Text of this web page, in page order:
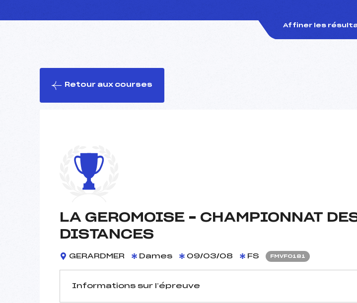
Affiner les
Retour aux courses
LA GEROMOISE – CHAMPIONNAT
DISTANCES
GERARDMER Dames 09/03/08 FS FMVF0181
Informations sur l’épreuve